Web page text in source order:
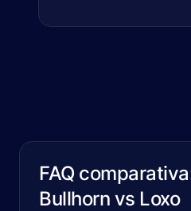
FAQ
Bullhorn vs Loxo